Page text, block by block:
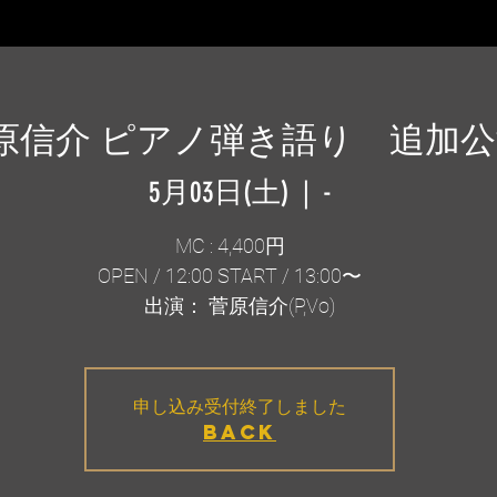
信介 ピアノ弾き語り 追加
5月03日(土)
  |
-
MC : 4,400円
OPEN / 12:00 START / 13:00〜
出演： 菅原信介(P,Vo)
申し込み受付終了しました
BACK